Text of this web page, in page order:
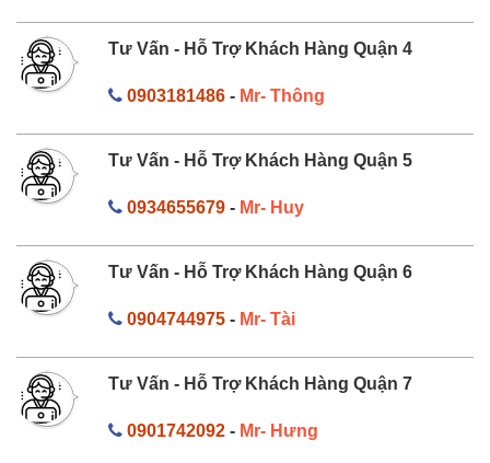
Tư Vấn - Hỗ Trợ Khách Hàng Quận 4
0903181486- Mr- Thông
Tư Vấn - Hỗ Trợ Khách Hàng Quận 5
0934655679- Mr- Huy
Tư Vấn - Hỗ Trợ Khách Hàng Quận 6
0904744975- Mr- Tài
Tư Vấn - Hỗ Trợ Khách Hàng Quận 7
0901742092- Mr- Hưng